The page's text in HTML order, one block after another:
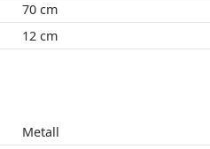
70 cm
12 cm
Metall